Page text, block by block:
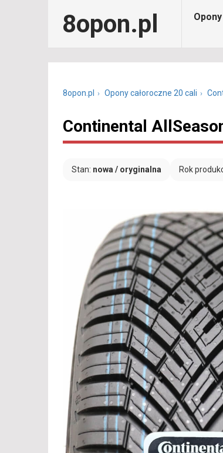
8opon.pl
8opon.pl Opony całoroczne 20 cali
Continental
Stan: nowa / oryginalna Rok